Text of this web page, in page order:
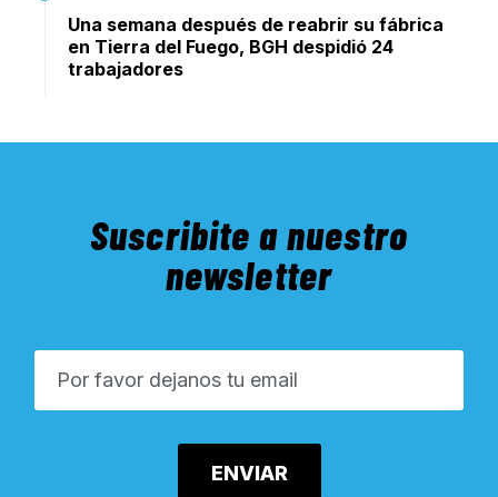
Una semana después de reabrir su fábrica
en Tierra del Fuego, BGH despidió 24
trabajadores
Suscribite a nuestro
newsletter